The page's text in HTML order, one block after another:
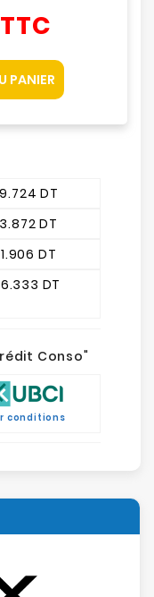
TTC
PANIER
DT
DT
DT
DT
Conso"
conditions